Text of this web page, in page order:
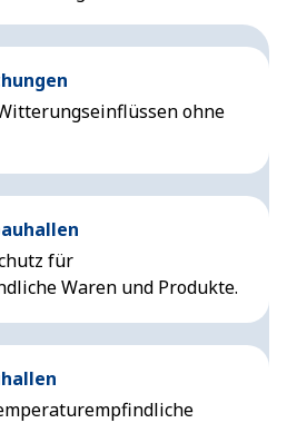
ohne
für
Waren und Produkte.